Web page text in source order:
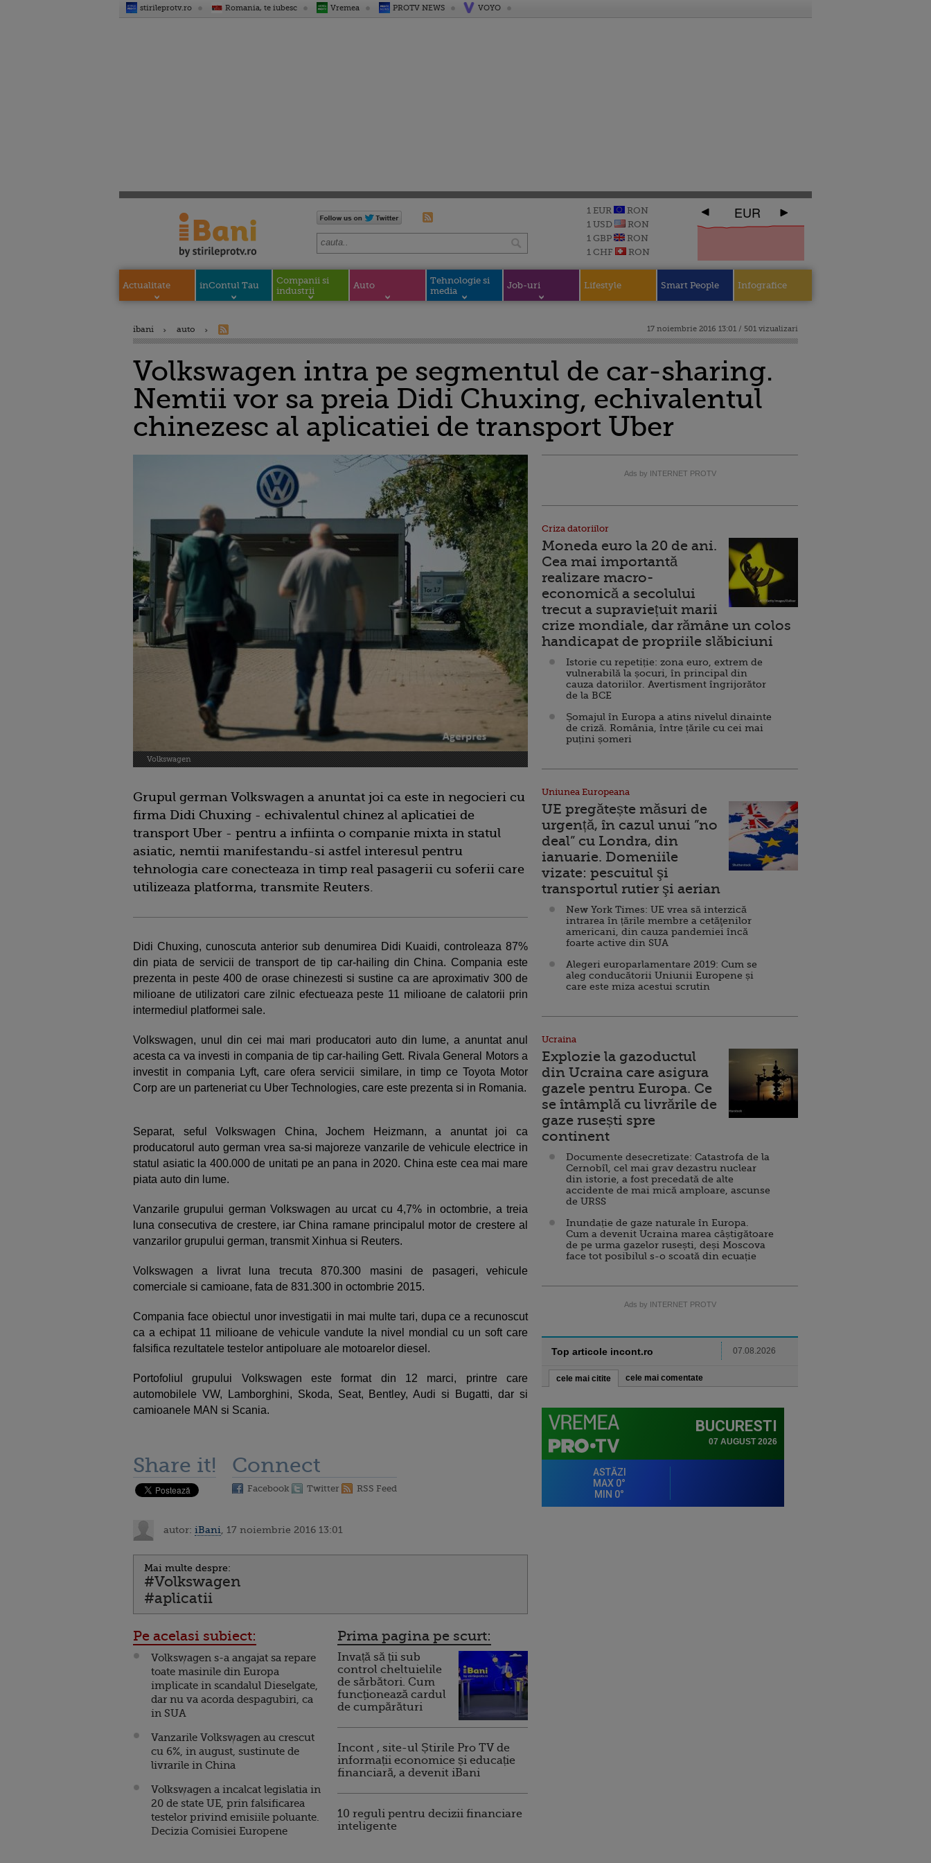
stirileprotv.ro Romania, te iubesc Vremea PROTV NEWS VOYO
1 EUR
RON
1 USD
RON
1 GBP
RON
1 CHF
RON
EUR
Actualitate inContul Tau
Companii si
industrii
Auto
Tehnologie si
media
Job-uri Lifestyle Smart People Infografice
ibani auto 17 noiembrie 2016 13:01 / 501 vizualizari
Volkswagen intra pe segmentul de car-sharing.
Nemtii vor sa preia Didi Chuxing, echivalentul
chinezesc al aplicatiei de transport Uber
Volkswagen
Grupul german Volkswagen a anuntat joi ca este in negocieri cu
firma Didi Chuxing - echivalentul chinez al aplicatiei de
transport Uber - pentru a infiinta o companie mixta in statul
asiatic, nemtii manifestandu-si astfel interesul pentru
tehnologia care conecteaza in timp real pasagerii cu soferii care
utilizeaza platforma, transmite Reuters.
Didi Chuxing, cunoscuta anterior sub denumirea Didi Kuaidi, controleaza 87%
din piata de servicii de transport de tip car-hailing din China. Compania este
prezenta in peste 400 de orase chinezesti si sustine ca are aproximativ 300 de
milioane de utilizatori care zilnic efectueaza peste 11 milioane de calatorii prin
intermediul platformei sale.
Volkswagen, unul din cei mai mari producatori auto din lume, a anuntat anul
acesta ca va investi in compania de tip car-hailing Gett. Rivala General Motors a
investit in compania Lyft, care ofera servicii similare, in timp ce Toyota Motor
Corp are un parteneriat cu Uber Technologies, care este prezenta si in Romania.
Separat, seful Volkswagen China, Jochem Heizmann, a anuntat joi ca
producatorul auto german vrea sa-si majoreze vanzarile de vehicule electrice in
statul asiatic la 400.000 de unitati pe an pana in 2020. China este cea mai mare
piata auto din lume.
Vanzarile grupului german Volkswagen au urcat cu 4,7% in octombrie, a treia
luna consecutiva de crestere, iar China ramane principalul motor de crestere al
vanzarilor grupului german, transmit Xinhua si Reuters.
Volkswagen a livrat luna trecuta 870.300 masini de pasageri, vehicule
comerciale si camioane, fata de 831.300 in octombrie 2015.
Compania face obiectul unor investigatii in mai multe tari, dupa ce a recunoscut
ca a echipat 11 milioane de vehicule vandute la nivel mondial cu un soft care
falsifica rezultatele testelor antipoluare ale motoarelor diesel.
Portofoliul grupului Volkswagen este format din 12 marci, printre care
automobilele VW, Lamborghini, Skoda, Seat, Bentley, Audi si Bugatti, dar si
camioanele MAN si Scania.
Share it! Connect
Facebook Twitter RSS Feed
autor: iBani , 17 noiembrie 2016 13:01
Mai multe despre:
#Volkswagen
#aplicatii
Pe acelasi subiect:
Volkswagen s-a angajat sa repare
toate masinile din Europa
implicate in scandalul Dieselgate,
dar nu va acorda despagubiri, ca
in SUA
Vanzarile Volkswagen au crescut
cu 6%, in august, sustinute de
livrarile in China
Volkswagen a incalcat legislatia in
20 de state UE, prin falsificarea
testelor privind emisiile poluante.
Decizia Comisiei Europene
Prima pagina pe scurt:
Invață să ții sub
control cheltuielile
de sărbători. Cum
funcționează cardul
de cumpărături
Incont , site-ul Știrile Pro TV de
informații economice și educație
financiară, a devenit iBani
10 reguli pentru decizii financiare
inteligente
Ads by INTERNET PROTV
Criza datoriilor
Moneda euro la 20 de ani.
Cea mai importantă
realizare macro-
economică a secolului
trecut a supraviețuit marii
crize mondiale, dar rămâne un colos
handicapat de propriile slăbiciuni
Istorie cu repetiție: zona euro, extrem de
vulnerabilă la șocuri, în principal din
cauza datoriilor. Avertisment îngrijorător
de la BCE
Șomajul în Europa a atins nivelul dinainte
de criză. România, între țările cu cei mai
puțini șomeri
Uniunea Europeana
UE pregătește măsuri de
urgență, în cazul unui ”no
deal” cu Londra, din
ianuarie. Domeniile
vizate: pescuitul şi
transportul rutier şi aerian
New York Times: UE vrea să interzică
intrarea în țările membre a cetăţenilor
americani, din cauza pandemiei încă
foarte active din SUA
Alegeri europarlamentare 2019: Cum se
aleg conducătorii Uniunii Europene și
care este miza acestui scrutin
Ucraina
Explozie la gazoductul
din Ucraina care asigura
gazele pentru Europa. Ce
se întâmplă cu livrările de
gaze rusești spre
continent
Documente desecretizate: Catastrofa de la
Cernobîl, cel mai grav dezastru nuclear
din istorie, a fost precedată de alte
accidente de mai mică amploare, ascunse
de URSS
Inundație de gaze naturale în Europa.
Cum a devenit Ucraina marea câștigătoare
de pe urma gazelor rusești, deși Moscova
face tot posibilul s-o scoată din ecuație
Ads by INTERNET PROTV
Top articole incont.ro 07.08.2026
cele mai citite cele mai comentate